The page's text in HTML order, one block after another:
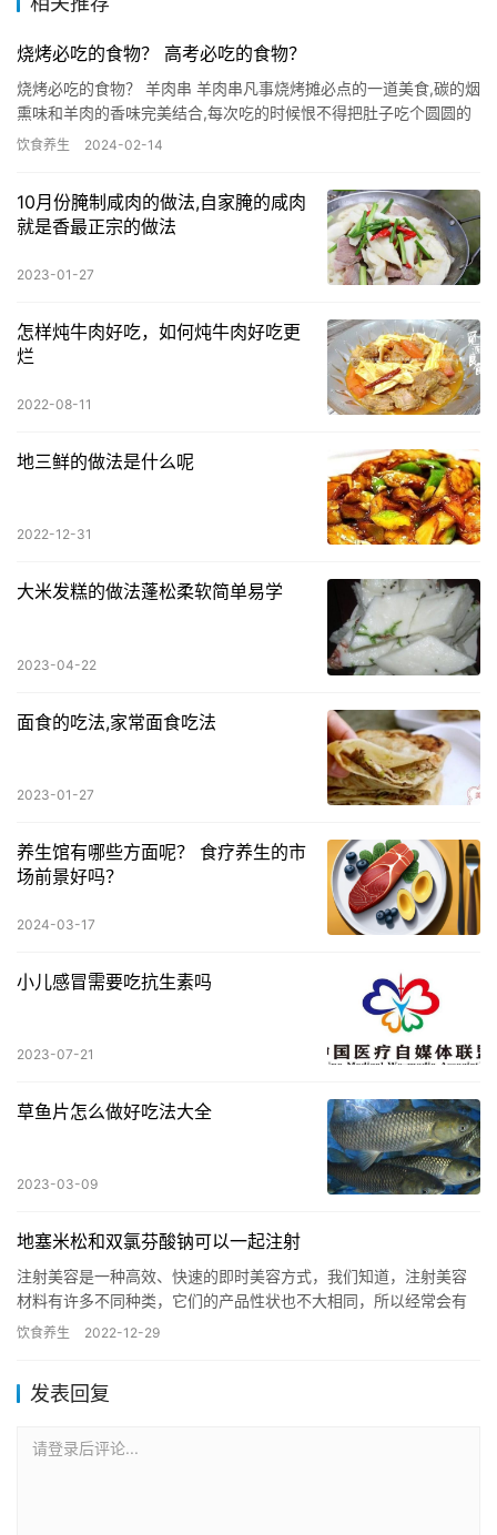
烧烤必吃的食物？ 高考必吃的食物？
烧烤必吃的食物？ 羊肉串 羊肉串凡事烧烤摊必点的一道美食,碳的烟
熏味和羊肉的香味完美结合,每次吃的时候恨不得把肚子吃个圆圆的
才肯罢休,羊肉串烤的时候滋滋作响,往下不停地滴油,一块瘦…
饮食养生 2024-02-14
10月份腌制咸肉的做法,自家腌的咸肉
就是香最正宗的做法
2023-01-27
怎样炖牛肉好吃，如何炖牛肉好吃更
烂
2022-08-11
地三鲜的做法是什么呢
2022-12-31
大米发糕的做法蓬松柔软简单易学
2023-04-22
面食的吃法,家常面食吃法
2023-01-27
养生馆有哪些方面呢？ 食疗养生的市
场前景好吗？
2024-03-17
小儿感冒需要吃抗生素吗
2023-07-21
草鱼片怎么做好吃法大全
2023-03-09
地塞米松和双氯芬酸钠可以一起注射
注射美容是一种高效、快速的即时美容方式，我们知道，注射美容
材料有许多不同种类，它们的产品性状也不大相同，所以经常会有
爱美的朋友问到，不同品牌的能否同时使用呢？ 注射美容是一
饮食养生 2022-12-29
发表回复
请登录后评论...